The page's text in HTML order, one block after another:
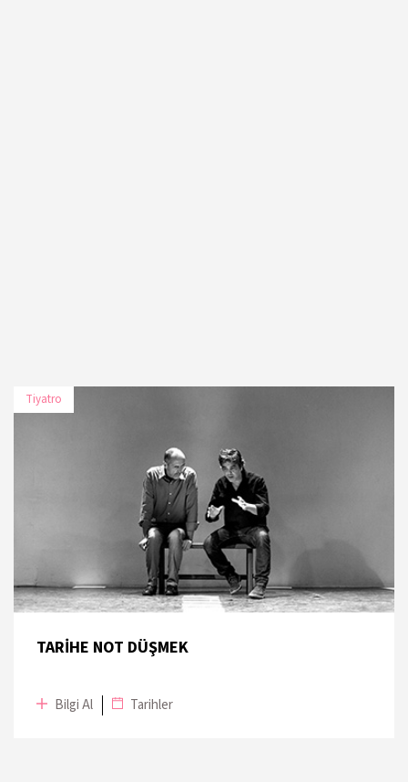
Tiyatro
TARİHE NOT DÜŞMEK
Bilgi Al Tarihler
MEKÂN
Tiyatro Pera
Tiyatro Pera